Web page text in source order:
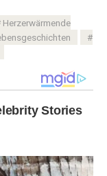
Herzerwärmende